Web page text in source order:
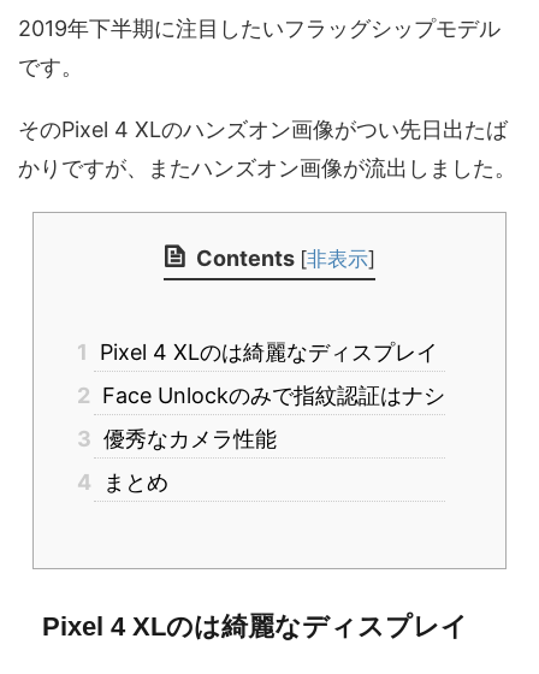
2019年下半期に注目したいフラッグシップモデル
です。
そのPixel 4 XLのハンズオン画像がつい先日出たば
かりですが、またハンズオン画像が流出しました。
Contents [非表示]
1
Pixel 4 XLのは綺麗なディスプレイ
2 Face Unlockのみで指紋認証はナシ
3 優秀なカメラ性能
4
まとめ
Pixel 4 XLのは綺麗なディスプレイ